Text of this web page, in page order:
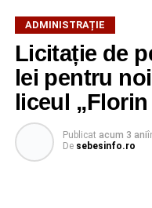
ADMINISTRAȚIE
Licitație de
lei pentru
liceul
Publicat acum 3 ani
De sebesinfo.ro